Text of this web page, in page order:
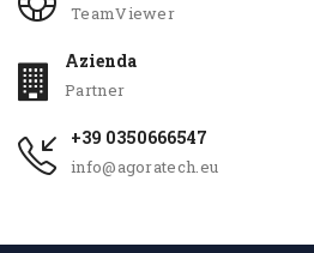
TeamViewer
Azienda
Partner
+39 0350666547
info@agoratech.eu